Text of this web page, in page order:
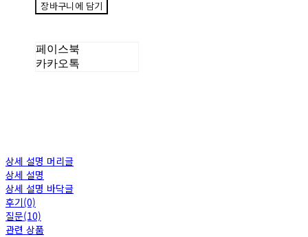
장바구니에 담기
페이스북
카카오톡
상세 설명 머리글
상세 설명
상세 설명 바닥글
후기(0)
질문(10)
관련 상품